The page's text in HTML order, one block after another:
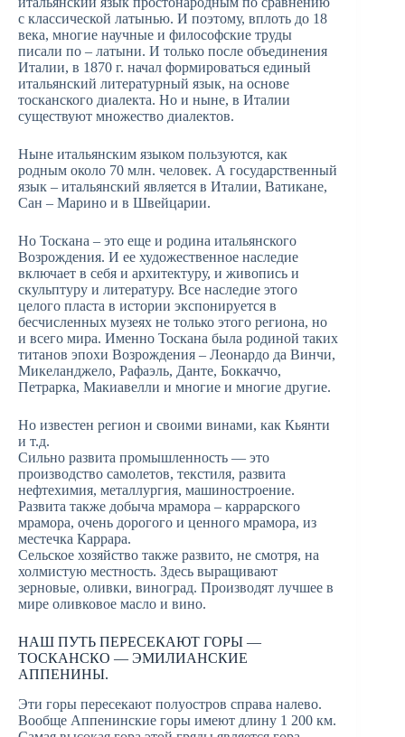
с классической латынью. И поэтому, вплоть до 18
века, многие научные и философские труды
писали по – латыни. И только после объединения
Италии, в 1870 г. начал формироваться единый
итальянский литературный язык, на основе
тосканского диалекта. Но и ныне, в Италии
существуют множество диалектов.
Ныне итальянским языком пользуются, как
родным около 70 млн. человек. А государственный
язык – итальянский является в Италии, Ватикане,
Сан – Марино и в Швейцарии.
Но Тоскана – это еще и родина итальянского
Возрождения. И ее художественное наследие
включает в себя и архитектуру, и живопись и
скульптуру и литературу. Все наследие этого
целого пласта в истории экспонируется в
бесчисленных музеях не только этого региона, но
и всего мира. Именно Тоскана была родиной таких
титанов эпохи Возрождения – Леонардо да Винчи,
Микеланджело, Рафаэль, Данте, Боккаччо,
Петрарка, Макиавелли и многие и многие другие.
Но известен регион и своими винами, как Кьянти
и т.д.
Сильно развита промышленность — это
производство самолетов, текстиля, развита
нефтехимия, металлургия, машиностроение.
Развита также добыча мрамора – каррарского
мрамора, очень дорогого и ценного мрамора, из
местечка Каррара.
Сельское хозяйство также развито, не смотря, на
холмистую местность. Здесь выращивают
зерновые, оливки, виноград. Производят лучшее в
мире оливковое масло и вино.
НАШ ПУТЬ ПЕРЕСЕКАЮТ ГОРЫ —
ТОСКАНСКО — ЭМИЛИАНСКИЕ
АППЕНИНЫ.
Эти горы пересекают полуостров справа налево.
Вообще Аппенинские горы имеют длину 1 200 км.